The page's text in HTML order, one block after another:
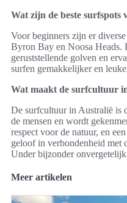
Wat zijn de beste surfspots
Voor beginners zijn er
Byron Bay en Noosa Heads.
geruststellende golven en
surfen gemakkelijker en
Wat maakt de surfcultuur
De surfcultuur in Australië is
de mensen en wordt
respect voor de natuur, en
geloof in verbondenheid met
Under bijzonder
Meer artikelen